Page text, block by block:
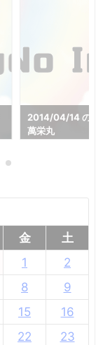
2014/04/14 の
萬栄丸
金
土
1
2
8
9
15
16
22
23